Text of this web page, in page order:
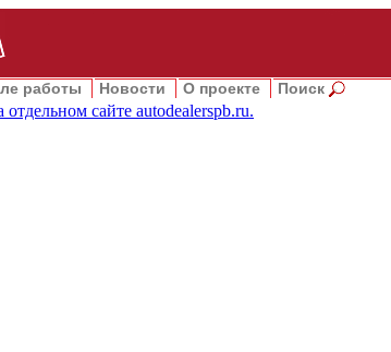
работы Новости О проекте Поиск
сайте autodealerspb.ru.